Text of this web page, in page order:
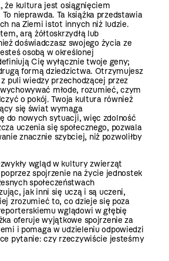
że kultura jest osiągnięciem
nieprawda. Ta książka przedstawia
na Ziemi istot innych niż ludzie.
arą żółtoskrzydłą lub
doświadczasz swojego życia ze
osobą w określonej
Cię wyłącznie twoje geny;
formą dziedzictwa. Otrzymujesz
puli wiedzy przechodzącej przez
młode, rozumieć, czym
o pokój. Twoja kultura również
się świat wymaga
do nowych sytuacji, więc zdolność
uczenia się społecznego, pozwala
znacznie szybciej, niż pozwoliłby
wgląd w kultury zwierząt
spojrzenie na życie jednostek
społeczeństwach
jak inni się uczą i są uczeni,
zrozumieć to, co dzieje się poza
wglądowi w głębię
oferuje wyjątkowe spojrzenie za
i pomaga w udzieleniu odpowiedzi
pytanie: czy rzeczywiście jesteśmy